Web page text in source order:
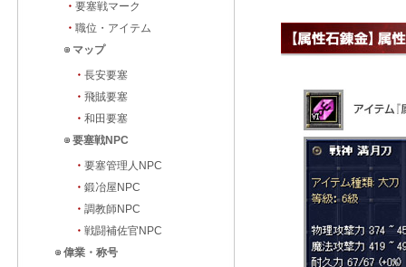
・ 要塞戦マーク
・ 職位・アイテム
マップ
・ 長安要塞
・ 飛賊要塞
・ 和田要塞
要塞戦NPC
・ 要塞管理人NPC
・ 鍛冶屋NPC
・ 調教師NPC
・ 戦闘補佐官NPC
偉業・称号